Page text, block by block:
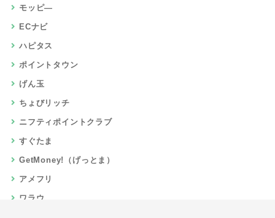
モッピ―
ECナビ
ハピタス
ポイントタウン
げん玉
ちょびリッチ
ニフティポイントクラブ
すぐたま
GetMoney!（げっとま）
アメフリ
ワラウ